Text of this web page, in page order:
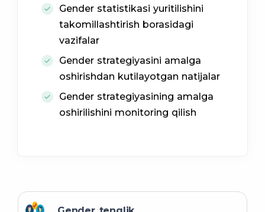
Gender statistikasi yuritilishini
takomillashtirish borasidagi
vazifalar
Gender strategiyasini amalga
oshirishdan kutilayotgan natijalar
Gender strategiyasining amalga
oshirilishini monitoring qilish